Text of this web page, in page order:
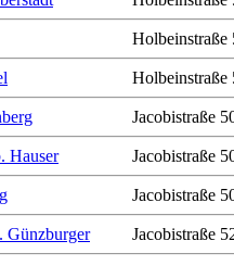
Holbeinstraße
Holbeinstraße
Jacobistraße
Hauser Jacobistraße
Jacobistraße
Günzburger Jacobistraße